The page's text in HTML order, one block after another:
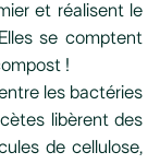
et réalisent le
se comptent
!
les bactéries
libèrent des
de cellulose,